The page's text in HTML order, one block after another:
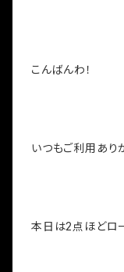
こんばんわ！
いつもご利用あり
本日は2点ほどロ